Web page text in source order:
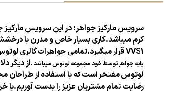
سرویس مارکیز جواهر: در اینسرویسمارکیز جواهر از 259 عدد برلیان سفید پاک و
گرم میباشد.کاری بسیار خاص و مدرن با درخشش
VVS1 قرار میگیرد.
تمامی جواهرات گالری
پایه جواهر توسط خود مجموعه لوتوس میباشد .از دیگر
لوتوس مفتخر است که با استفاده از طراحان
رضایت تمام مشتریان عزیز را بدست آوریم.با